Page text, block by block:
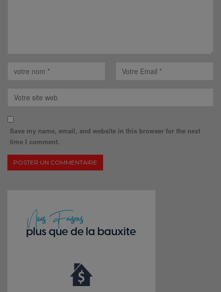
Save my name, email, and website in this browser for the next
time I comment.